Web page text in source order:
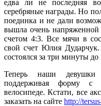
едва ли не последняя
серебряные награды. Но
поединка и не дали
вышла очень
счетом 4:3. Все мячи в
свой счет Юлия
состоялся за три минуты
Теперь наши девушки
поддерживая форму с
велосипеде. Кстати, все
заказать на сайте http://